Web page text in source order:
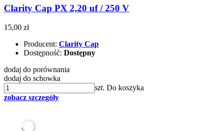
Clarity Cap PX 2,20 uf / 250 V
15,00 zł
Producent: Clarity Cap
Dostępność: Dostępny
dodaj do porównania
dodaj do schowka
szt. Do koszyka
zobacz szczegóły